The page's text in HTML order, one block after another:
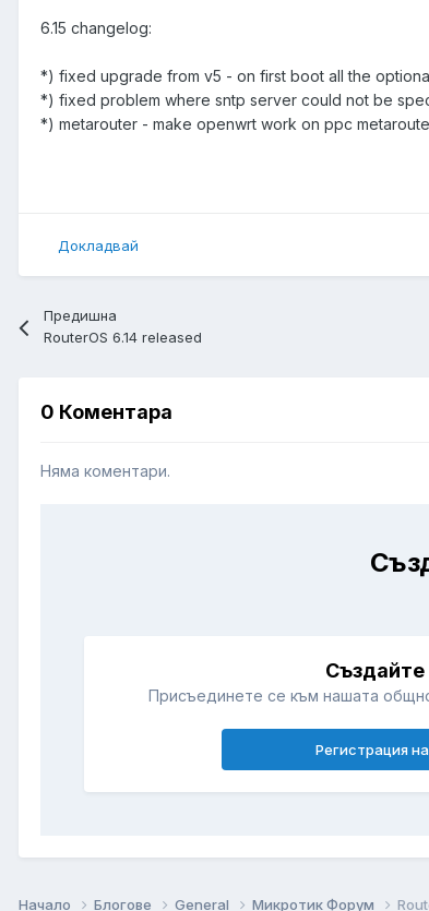
6.15 changelog:
*) fixed upgrade from v5 - on first boot all the
*) fixed problem where sntp server could not be
*) metarouter - make openwrt work on ppc
Докладвай
Предишна
RouterOS 6.14 released
0 Коментара
Няма коментари.
Създайте
Присъединете се към нашата
Регистрация
Начало Блогове General Микротик Форум